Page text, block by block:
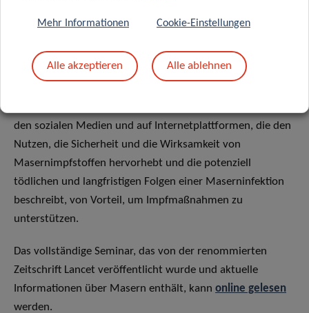
den sozialen Medien und auf Internetplattformen, die den
Nutzen, die Sicherheit und die Wirksamkeit von
Masernimpfstoffen hervorhebt und die potenziell
tödlichen und langfristigen Folgen einer Maserninfektion
beschreibt, von Vorteil, um Impfmaßnahmen zu
unterstützen.
Das vollständige Seminar, das von der renommierten
Zeitschrift Lancet veröffentlicht wurde und aktuelle
Informationen über Masern enthält, kann online gelesen
werden.
Mehr Informationen Cookie-Einstellungen
Alle akzeptieren Alle ablehnen